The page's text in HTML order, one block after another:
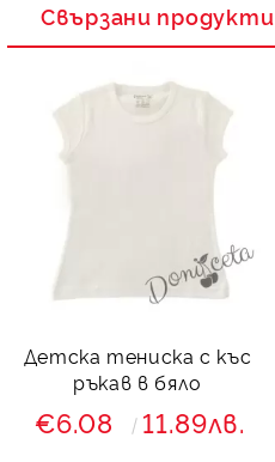
Свързани продукти
Детска тениска с къс
ръкав в бяло
€6.08 11.89лв.